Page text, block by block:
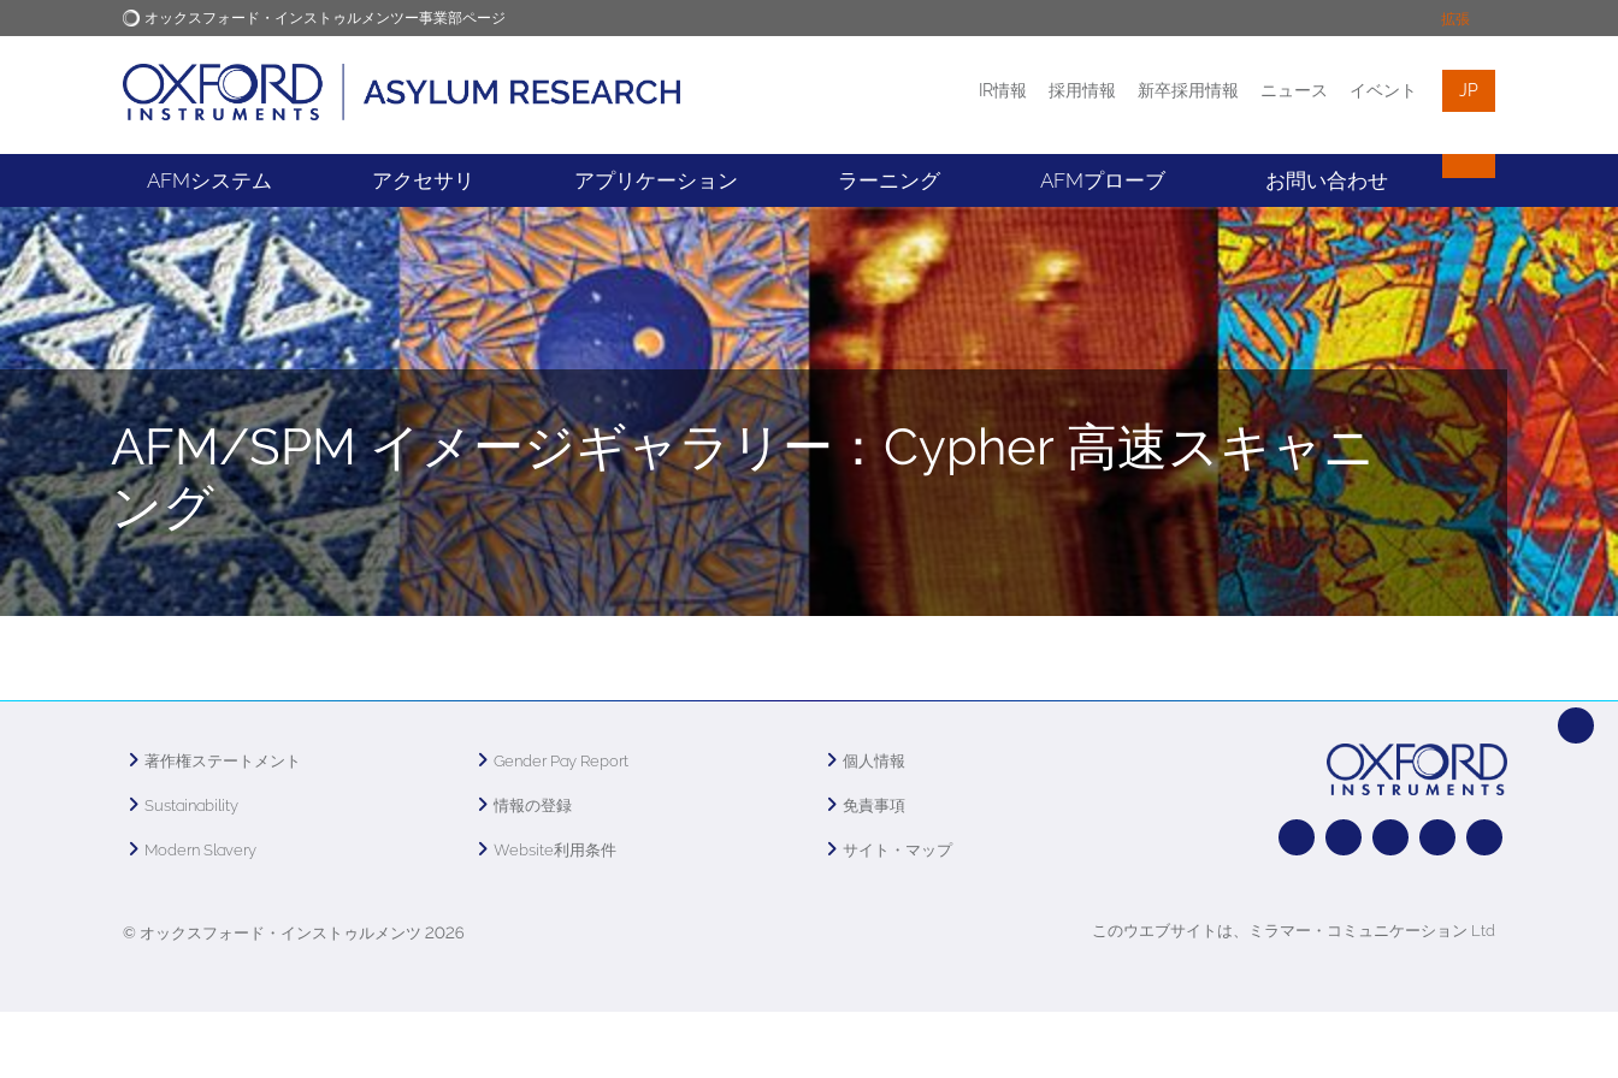
オックスフォード・インストゥルメンツー事業部ページ 拡張
オックスフォード・インス
トゥルメンツ
アプリケーション プロダクト イベント お問い合わせ
IR情報 採用情報 新卒採用情報 ニュース イベント JP
AFMシステム アクセサリ アプリケーション ラーニング AFMプローブ お問い合わせ
AFM/SPM イメージギャラリー：Cypher 高速スキャニ
ング
著作権ステートメント
Sustainability
Modern Slavery
Gender Pay Report
情報の登録
Website利用条件
個人情報
免責事項
サイト・マップ
© オックスフォード・インストゥルメンツ 2026 このウエブサイトは、ミラマー・コミュニケーション Ltd